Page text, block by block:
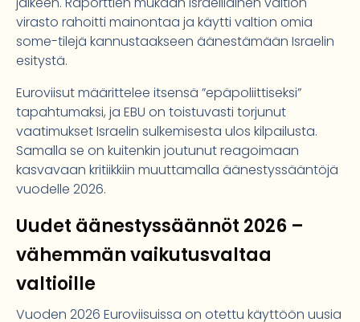
virasto rahoitti mainontaa ja käytti valtion omia
some-tilejä kannustaakseen äänestämään Israelin
esitystä.
Euroviisut määrittelee itsensä ”epäpoliittiseksi”
tapahtumaksi, ja EBU on toistuvasti torjunut
vaatimukset Israelin sulkemisesta ulos kilpailusta.
Samalla se on kuitenkin joutunut reagoimaan
kasvavaan kritiikkiin muuttamalla äänestyssääntöjä
vuodelle 2026.
Uudet äänestyssäännöt 2026 –
vähemmän vaikutusvaltaa
valtioille
Vuoden 2026 Euroviisuissa on otettu käyttöön uusia